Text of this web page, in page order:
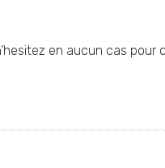
en aucun cas pour